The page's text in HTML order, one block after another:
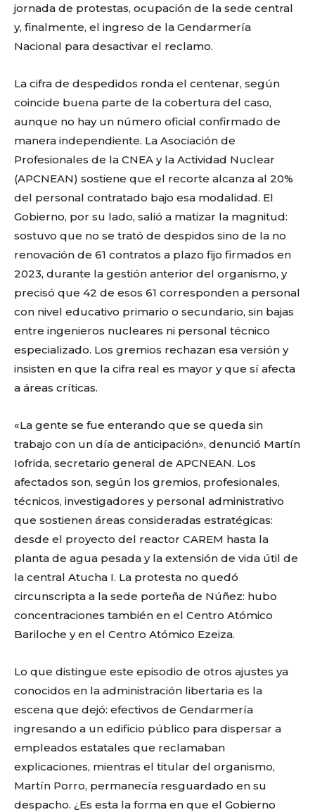
jornada de protestas, ocupación de la sede central
y, finalmente, el ingreso de la Gendarmería
Nacional para desactivar el reclamo.
La cifra de despedidos ronda el centenar, según
coincide buena parte de la cobertura del caso,
aunque no hay un número oficial confirmado de
manera independiente. La Asociación de
Profesionales de la CNEA y la Actividad Nuclear
(APCNEAN) sostiene que el recorte alcanza al 20%
del personal contratado bajo esa modalidad. El
Gobierno, por su lado, salió a matizar la magnitud:
sostuvo que no se trató de despidos sino de la no
renovación de 61 contratos a plazo fijo firmados en
2023, durante la gestión anterior del organismo, y
precisó que 42 de esos 61 corresponden a personal
con nivel educativo primario o secundario, sin bajas
entre ingenieros nucleares ni personal técnico
especializado. Los gremios rechazan esa versión y
insisten en que la cifra real es mayor y que sí afecta
a áreas críticas.
«La gente se fue enterando que se queda sin
trabajo con un día de anticipación», denunció Martín
Iofrida, secretario general de APCNEAN. Los
afectados son, según los gremios, profesionales,
técnicos, investigadores y personal administrativo
que sostienen áreas consideradas estratégicas:
desde el proyecto del reactor CAREM hasta la
planta de agua pesada y la extensión de vida útil de
la central Atucha I. La protesta no quedó
circunscripta a la sede porteña de Núñez: hubo
concentraciones también en el Centro Atómico
Bariloche y en el Centro Atómico Ezeiza.
Lo que distingue este episodio de otros ajustes ya
conocidos en la administración libertaria es la
escena que dejó: efectivos de Gendarmería
ingresando a un edificio público para dispersar a
empleados estatales que reclamaban
explicaciones, mientras el titular del organismo,
Martín Porro, permanecía resguardado en su
despacho. ¿Es esta la forma en que el Gobierno